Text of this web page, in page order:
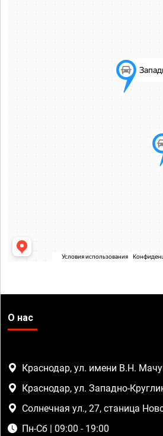
О нас
Краснодар, ул. имени В.Н.
Краснодар, ул. Западно-
Солнечная ул., 27, станица
Пн-Сб | 09:00 - 19:00